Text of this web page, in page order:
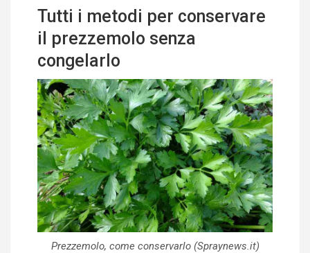
Tutti i metodi per conservare
il prezzemolo senza
congelarlo
Prezzemolo, come conservarlo (Spraynews.it)